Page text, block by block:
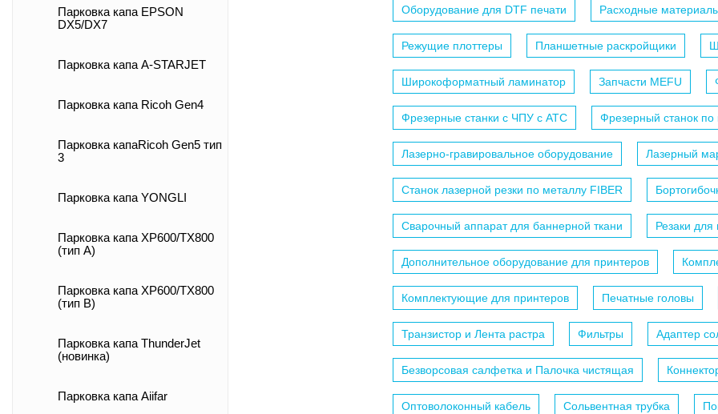
Парковка капа EPSON
DX5/DX7
Парковка капа A-STARJET
Парковка капа Ricoh Gen4
Парковка капаRicoh Gen5 тип
3
Парковка капа YONGLI
Парковка капа XP600/TX800
(тип А)
Парковка капа XP600/TX800
(тип B)
Парковка капа ThunderJet
(новинка)
Парковка капа Aiifar
Оборудование для DTF печати Расходные
Режущие плоттеры Планшетные раскройщики
Широкоформатный ламинатор Запчасти MEFU
Фрезерные станки с ЧПУ c АТС Фрезерный станок
Лазерно-гравировальное оборудование Лазерный
Станок лазерной резки по металлу FIBER
Сварочный аппарат для баннерной ткани Резаки для
Дополнительное оборудование для принтеров
Комплектующие для принтеров Печатные головы
Транзистор и Лента растра Фильтры Адаптер
Безворсовая салфетка и Палочка чистящая
Оптоволоконный кабель Сольвентная трубка